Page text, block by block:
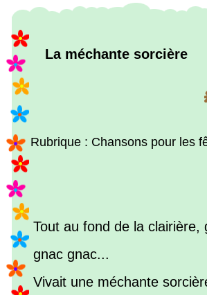
La méchante sorcière
Rubrique : Chansons pour les
Tout au fond de la clairière,
gnac gnac...
Vivait une méchante